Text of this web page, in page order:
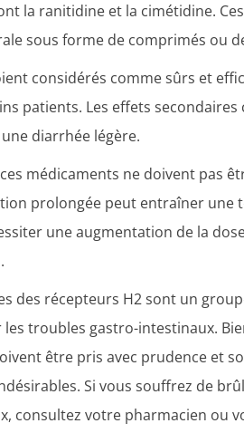
la ranitidine et la cimétidine.
sous forme de comprimés ou
considérés comme sûrs et
patients. Les effets
diarrhée légère.
médicaments ne doivent pas
prolongée peut entraîner une
une augmentation de la
des récepteurs H2 sont un
troubles gastro-intestinaux.
être pris avec prudence et
Si vous souffrez de
consultez votre pharmacien ou